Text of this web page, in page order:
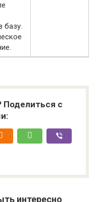
базу.
Поделиться с
интересно